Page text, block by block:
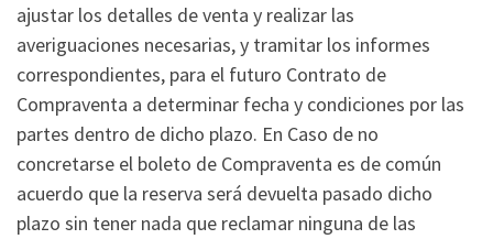
ajustar los detalles de venta y realizar las
averiguaciones necesarias, y tramitar los informes
correspondientes, para el futuro Contrato de
Compraventa a determinar fecha y condiciones por las
partes dentro de dicho plazo. En Caso de no
concretarse el boleto de Compraventa es de común
acuerdo que la reserva será devuelta pasado dicho
plazo sin tener nada que reclamar ninguna de las